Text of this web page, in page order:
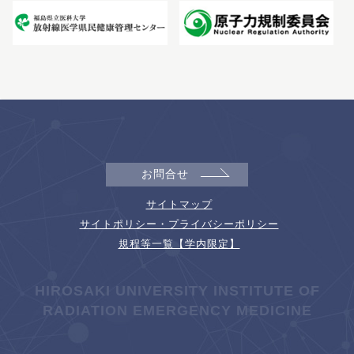
お問合せ
サイトマップ
サイトポリシー・プライバシーポリシー
規程等一覧【学内限定】
HIROSAKI UNIVERSITY INSTITUTE OF
RADIATION EMERGENCY MEDICINE